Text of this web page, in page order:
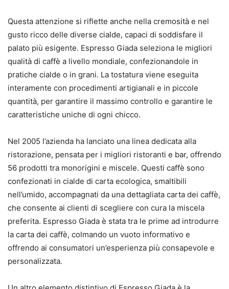
Questa attenzione si riflette anche nella cremosità e nel
gusto ricco delle diverse cialde, capaci di soddisfare il
palato più esigente. Espresso Giada seleziona le migliori
qualità di caffè a livello mondiale, confezionandole in
pratiche cialde o in grani. La tostatura viene eseguita
interamente con procedimenti artigianali e in piccole
quantità, per garantire il massimo controllo e garantire le
caratteristiche uniche di ogni chicco.
Nel 2005 l’azienda ha lanciato una linea dedicata alla
ristorazione, pensata per i migliori ristoranti e bar, offrendo
56 prodotti tra monorigini e miscele. Questi caffè sono
confezionati in cialde di carta ecologica, smaltibili
nell’umido, accompagnati da una dettagliata carta dei caffè,
che consente ai clienti di scegliere con cura la miscela
preferita. Espresso Giada è stata tra le prime ad introdurre
la carta dei caffè, colmando un vuoto informativo e
offrendo ai consumatori un’esperienza più consapevole e
personalizzata.